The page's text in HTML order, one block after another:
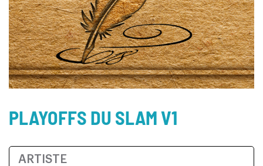
PLAYOFFS DU SLAM V1
ARTISTE